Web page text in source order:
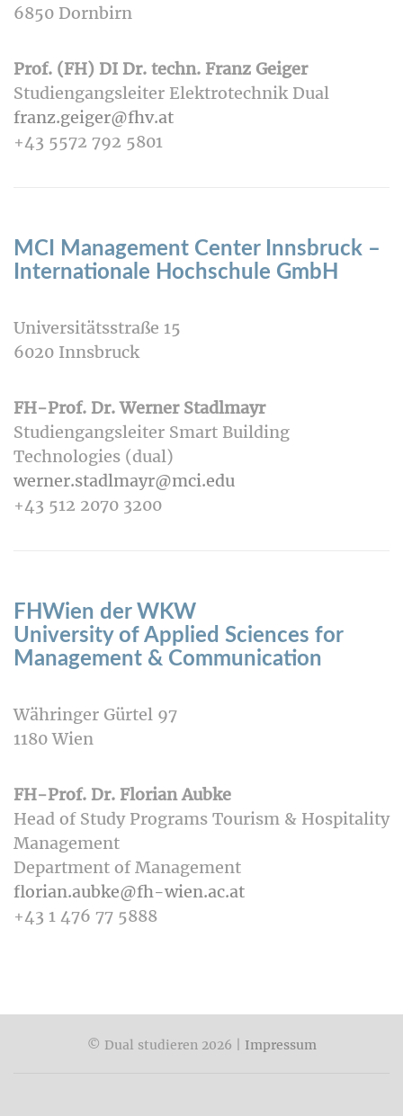
6850 Dornbirn
Prof. (FH) DI Dr. techn. Franz Geiger
Studiengangsleiter Elektrotechnik Dual
franz.geiger@fhv.at
+43 5572 792 5801
MCI Management Center Innsbruck –
Internationale Hochschule GmbH
Universitätsstraße 15
6020 Innsbruck
FH-Prof. Dr. Werner Stadlmayr
Studiengangsleiter Smart Building
Technologies (dual)
werner.stadlmayr@mci.edu
+43 512 2070 3200
FHWien der WKW
University of Applied Sciences for
Management & Communication
Währinger Gürtel 97
1180 Wien
FH-Prof. Dr. Florian Aubke
Head of Study Programs Tourism & Hospitality
Management
Department of Management
florian.aubke@fh-wien.ac.at
+43 1 476 77 5888
© Dual studieren 2026 | Impressum